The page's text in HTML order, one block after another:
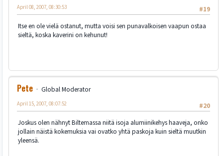
#19
April 08, 2007, 08:30:53
Itse en ole vielä ostanut, mutta voisi sen punavalkoisen vaapun ostaa
sieltä, koska kaverini on kehunut!
Pete
Global Moderator
#20
April 15, 2007, 08:07:52
Joskus olen nähnyt Biltemassa niitä isoja alumiinikehys haaveja, onko
jollain näistä kokemuksia vai ovatko yhtä paskoja kuin sieltä muutkin
yleensä.